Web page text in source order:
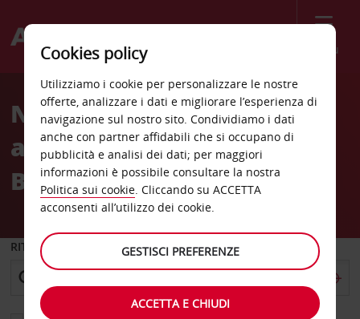
Menù
Welcome
AvisNoleggio auto
all’Aeroporto di Parigi
Beauvais (BVA)
RITIRO DA
Cookies policy
Utilizziamo i cookie per personalizzare le nostre
offerte, analizzare i dati e migliorare l’esperienza di
navigazione sul nostro sito. Condividiamo i dati
anche con partner affidabili che si occupano di
pubblicità e analisi dei dati; per maggiori
informazioni è possibile consultare la nostra
Politica sui cookie. Cliccando su ACCETTA
acconsenti all’utilizzo dei cookie.
GESTISCI PREFERENZE
ACCETTA E CHIUDI